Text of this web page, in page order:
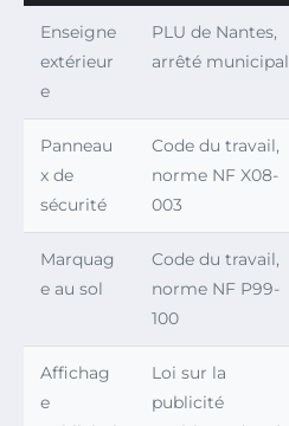
Enseigne
extérieur
e
PLU de Nantes,
arrêté municipal
Panneau
x de
sécurité
Code du travail,
norme NF X08-
003
Marquag
e au sol
Code du travail,
norme NF P99-
100
Affichag
e
Loi sur la
publicité